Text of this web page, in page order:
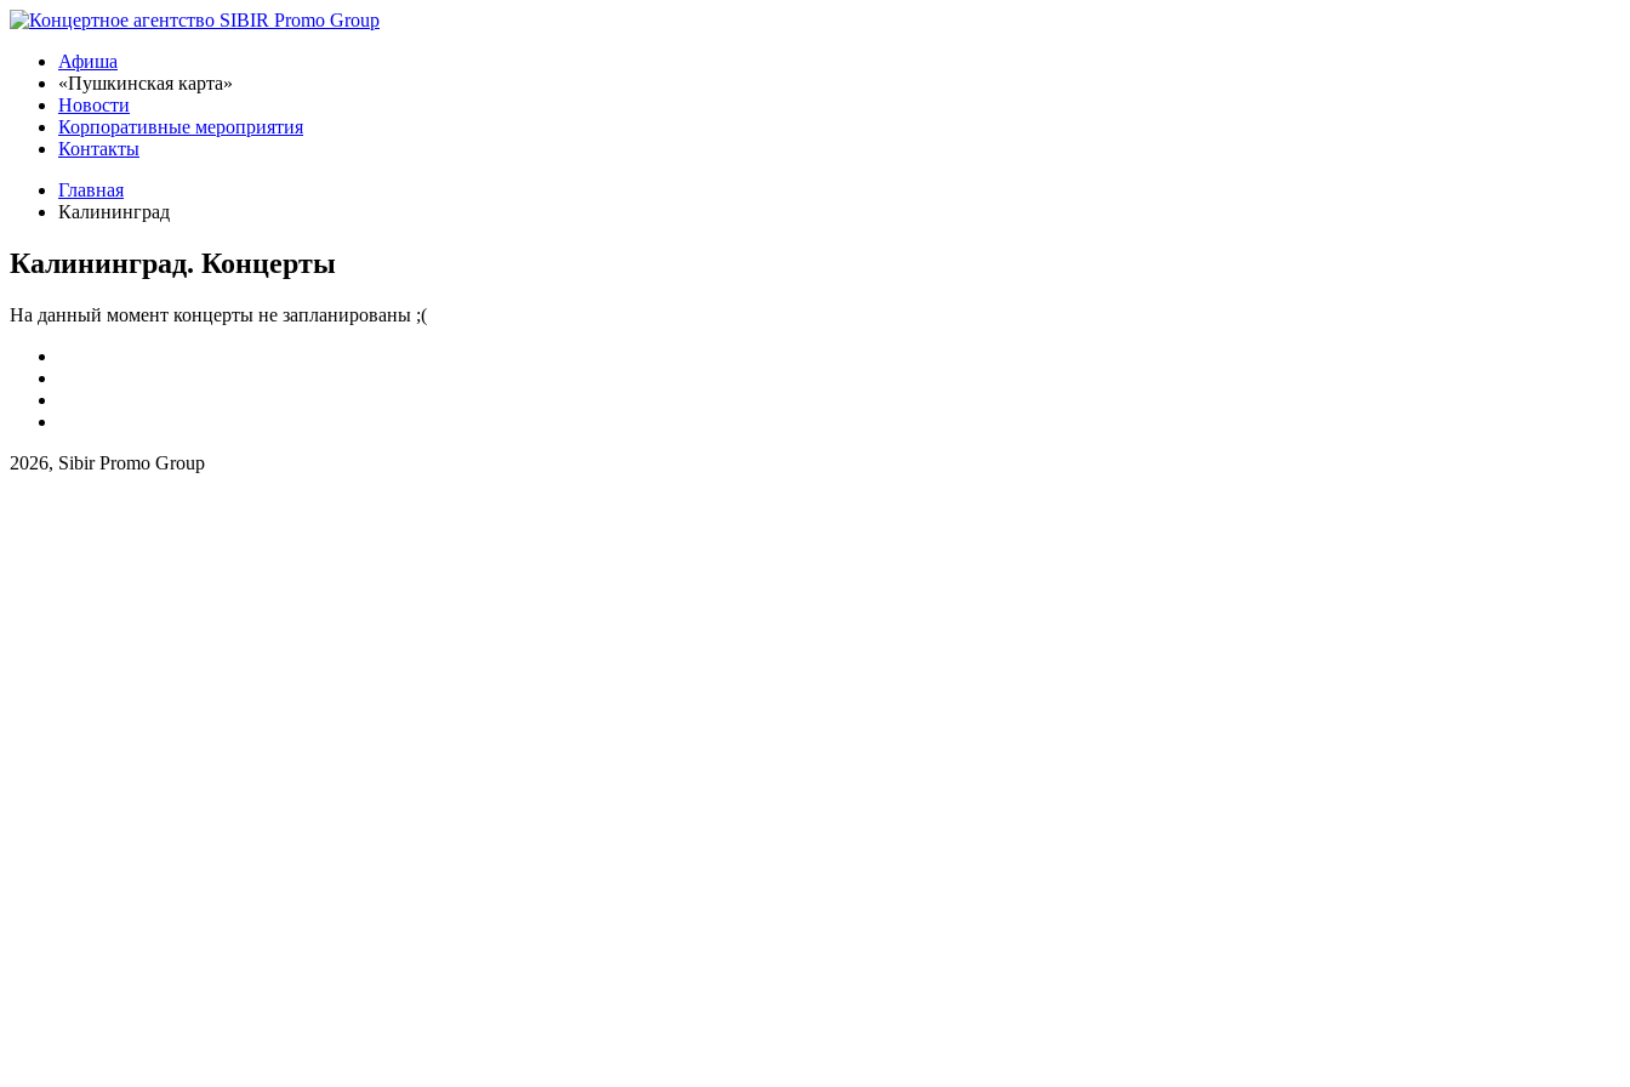
Афиша
«Пушкинская карта»
Новости
Корпоративные мероприятия
Контакты
Главная
Калининград
Калининград. Концерты
На данный момент концерты не запланированы ;(
2026, Sibir Promo Group